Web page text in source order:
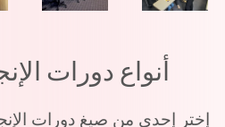
أنواع دورات
إختر إحدى من صيغ دورات